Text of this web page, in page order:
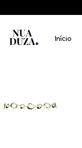
Início